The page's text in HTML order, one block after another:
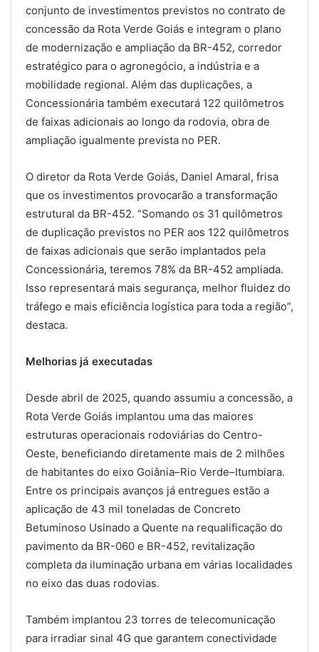
conjunto de investimentos previstos no contrato de
concessão da Rota Verde Goiás e integram o plano
de modernização e ampliação da BR-452, corredor
estratégico para o agronegócio, a indústria e a
mobilidade regional. Além das duplicações, a
Concessionária também executará 122 quilômetros
de faixas adicionais ao longo da rodovia, obra de
ampliação igualmente prevista no PER.
O diretor da Rota Verde Goiás, Daniel Amaral, frisa
que os investimentos provocarão a transformação
estrutural da BR-452. “Somando os 31 quilômetros
de duplicação previstos no PER aos 122 quilômetros
de faixas adicionais que serão implantados pela
Concessionária, teremos 78% da BR-452 ampliada.
Isso representará mais segurança, melhor fluidez do
tráfego e mais eficiência logística para toda a região”,
destaca.
Melhorias já executadas
Desde abril de 2025, quando assumiu a concessão, a
Rota Verde Goiás implantou uma das maiores
estruturas operacionais rodoviárias do Centro-
Oeste, beneficiando diretamente mais de 2 milhões
de habitantes do eixo Goiânia–Rio Verde–Itumbiara.
Entre os principais avanços já entregues estão a
aplicação de 43 mil toneladas de Concreto
Betuminoso Usinado a Quente na requalificação do
pavimento da BR-060 e BR-452, revitalização
completa da iluminação urbana em várias localidades
no eixo das duas rodovias.
Também implantou 23 torres de telecomunicação
para irradiar sinal 4G que garantem conectividade